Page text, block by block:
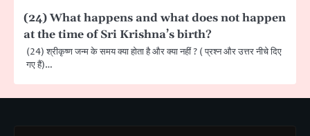
(24) What happens and what does not happen
at the time of Sri Krishna’s birth?
(24) श्रीकृष्ण जन्म के समय क्या होता है और क्या नहीं ? ( प्रश्न और उत्तर नीचे दिए
गए हैं)…